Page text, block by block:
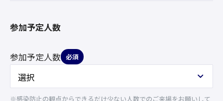
参加予定人数
参加予定人数 必須
※感染防止の観点からできるだけ少ない人数でのご来場をお願いして